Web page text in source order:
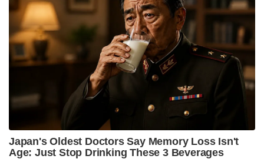
Japan's Oldest Doctors Say Memory Loss Isn't
Age: Just Stop Drinking These 3 Beverages